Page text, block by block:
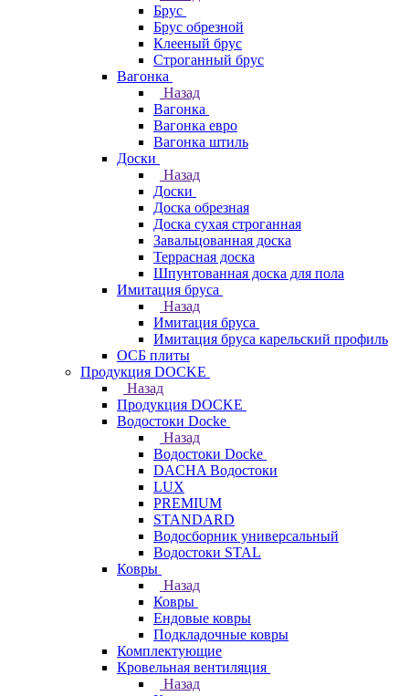
Брус
Брус обрезной
Клееный брус
Строганный брус
Вагонка
Назад
Вагонка
Вагонка евро
Вагонка штиль
Доски
Назад
Доски
Доска обрезная
Доска сухая строганная
Завальцованная доска
Террасная доска
Шпунтованная доска для пола
Имитация бруса
Назад
Имитация бруса
Имитация бруса карельский профиль
ОСБ плиты
Продукция DOCKE
Назад
Продукция DOCKE
Водостоки Docke
Назад
Водостоки Docke
DACHA Водостоки
LUX
PREMIUM
STANDARD
Водосборник универсальный
Водостоки STAL
Ковры
Назад
Ковры
Ендовые ковры
Подкладочные ковры
Комплектующие
Кровельная вентиляция
Назад